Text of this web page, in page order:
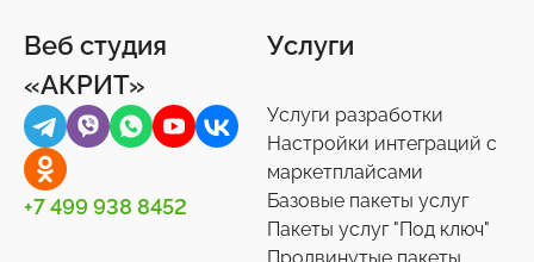
Веб студия
«АКРИТ»
+7 499 938 8452
Услуги
Услуги разработки
Настройки интеграций с
маркетплайсами
Базовые пакеты услуг
Пакеты услуг "Под ключ"